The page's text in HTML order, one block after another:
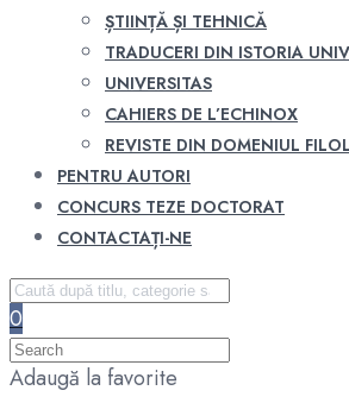
ȘTIINȚĂ ȘI TEHNICĂ
TRADUCERI DIN ISTORIA
UNIVERSITAS
CAHIERS DE L’ECHINOX
REVISTE DIN DOMENIUL
PENTRU AUTORI
CONCURS TEZE DOCTORAT
CONTACTAȚI-NE
0
Adaugă la favorite